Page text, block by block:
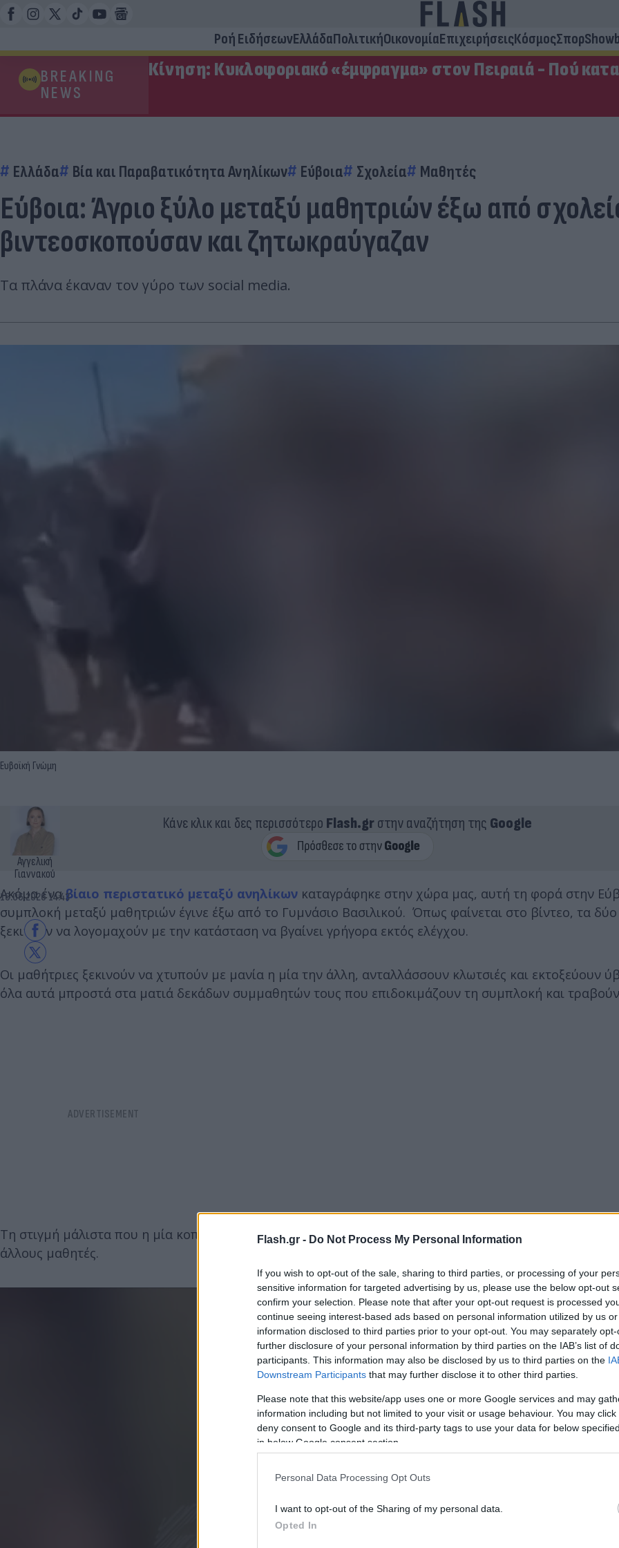
Flash.gr - Do Not Process My Personal Information
If you wish to opt-out of the sale, sharing to third parties, or processing of your
sensitive information for targeted advertising by us, please use the below opt-out
confirm your selection. Please note that after your opt-out request is processed
continue seeing interest-based ads based on personal information utilized by us
information disclosed to third parties prior to your opt-out. You may separately
further disclosure of your personal information by third parties on the IAB’s list of
participants. This information may also be disclosed by us to third parties on the
Downstream Participants that may further disclose it to other third parties.
Please note that this website/app uses one or more Google services and may
information including but not limited to your visit or usage behaviour. You may
deny consent to Google and its third-party tags to use your data for below
in below Google consent section.
Personal Data Processing Opt Outs
I want to opt-out of the Sharing of my personal data.
Opted In
Ροή ΕιδήσεωνΕλλάδαΠολιτικήΟικονομίαΕπιχειρήσειςΚόσμοςΣπορ
BREAKING
NEWS
Κίνηση: Κυκλοφοριακό «έμφραγμα» στον Πειραιά - Πού
Ελλάδα Βία και Παραβατικότητα Ανηλίκων Εύβοια Σχολεία Μαθητές
Εύβοια: Άγριο ξύλο μεταξύ μαθητριών έξω από
βιντεοσκοπούσαν και ζητωκραύγαζαν
Τα πλάνα έκαναν τον γύρο των social media.
Ευβοϊκή Γνώμη
Αγγελική
Γιαννακού
16.06.2026 14:43
Κάνε κλικ και δες περισσότερο Flash.grστην αναζήτηση της Google
Ακόμα έναβίαιο περιστατικό μεταξύ ανηλίκων καταγράφηκε στην χώρα μας, αυτή τη φορά στην
συμπλοκή μεταξύ μαθητριών έγινε έξω από το Γυμνάσιο Βασιλικού. Όπως φαίνεται στο βίντεο, τα δύο
ξεκινούν να λογομαχούν με την κατάσταση να βγαίνει γρήγορα εκτός ελέγχου.
Οι μαθήτριες ξεκινούν να χτυπούν με μανία η μία την άλλη, ανταλλάσσουν κλωτσιές και εκτοξεύουν
όλα αυτά μπροστά στα ματιά δεκάδων συμμαθητών τους που επιδοκιμάζουν τη συμπλοκή και τραβούν
Τη στιγμή μάλιστα που η μία κοπέλα χάνει την ισορροπία της και πέφτει στο έδαφος, δέχεται
άλλους μαθητές.